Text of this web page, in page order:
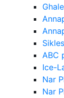
ABC
Ice-
Nar
Nar